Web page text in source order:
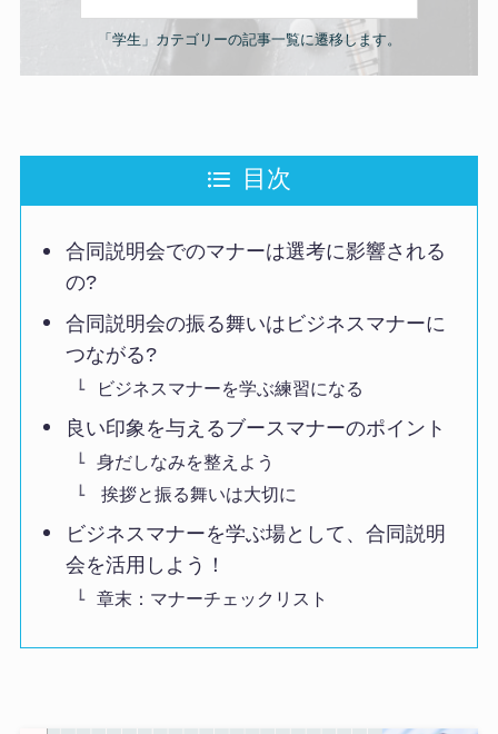
「学生」カテゴリーの記事一覧に遷移します。
目次
合同説明会でのマナーは選考に影響される
の?
合同説明会の振る舞いはビジネスマナーに
つながる?
ビジネスマナーを学ぶ練習になる
良い印象を与えるブースマナーのポイント
身だしなみを整えよう
挨拶と振る舞いは大切に
ビジネスマナーを学ぶ場として、合同説明
会を活用しよう！
章末：マナーチェックリスト